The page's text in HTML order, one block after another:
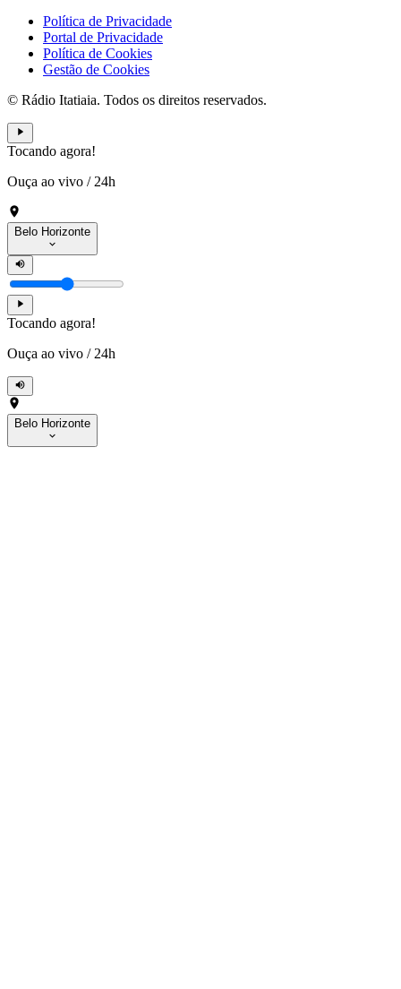
Política de Privacidade
Portal de Privacidade
Política de Cookies
Gestão de Cookies
© Rádio Itatiaia. Todos os direitos reservados.
Tocando agora!
Ouça ao vivo / 24h
Belo Horizonte
Tocando agora!
Ouça ao vivo / 24h
Belo Horizonte